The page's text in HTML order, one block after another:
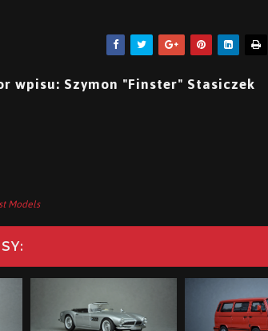
wpisu: Szymon "Finster" Stasiczek
Models